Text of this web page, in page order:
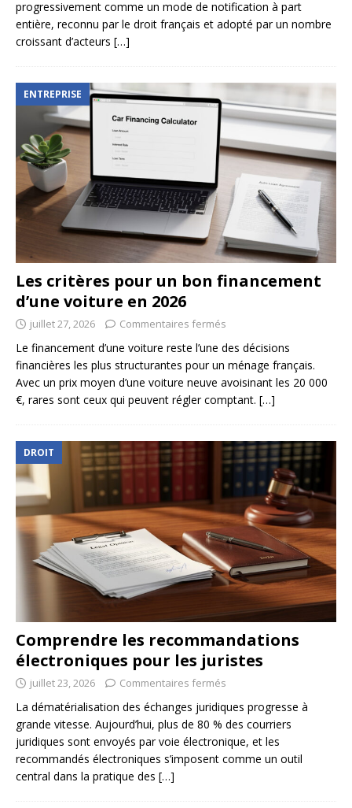
progressivement comme un mode de notification à part
entière, reconnu par le droit français et adopté par un nombre
croissant d’acteurs […]
ENTREPRISE
Les critères pour un bon financement
d’une voiture en 2026
juillet 27, 2026 Commentaires fermés
Le financement d’une voiture reste l’une des décisions
financières les plus structurantes pour un ménage français.
Avec un prix moyen d’une voiture neuve avoisinant les 20 000
€, rares sont ceux qui peuvent régler comptant. […]
DROIT
Comprendre les recommandations
électroniques pour les juristes
juillet 23, 2026 Commentaires fermés
La dématérialisation des échanges juridiques progresse à
grande vitesse. Aujourd’hui, plus de 80 % des courriers
juridiques sont envoyés par voie électronique, et les
recommandés électroniques s’imposent comme un outil
central dans la pratique des […]